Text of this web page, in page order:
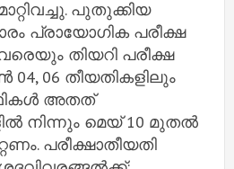
പുതുക്കിയ
പ്രായോഗിക പരീക്ഷ
തിയറി പരീക്ഷ
04, 06 തീയതികളിലും
അതത്
നിന്നും മെയ് 10 മുതൽ
പരീക്ഷാതീയതി